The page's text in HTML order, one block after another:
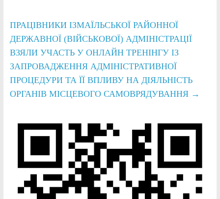
ПРАЦІВНИКИ ІЗМАЇЛЬСЬКОЇ РАЙОННОЇ
ДЕРЖАВНОЇ (ВІЙСЬКОВОЇ) АДМІНІСТРАЦІЇ
ВЗЯЛИ УЧАСТЬ У ОНЛАЙН ТРЕНІНГУ ІЗ
ЗАПРОВАДЖЕННЯ АДМІНІСТРАТИВНОЇ
ПРОЦЕДУРИ ТА ЇЇ ВПЛИВУ НА ДІЯЛЬНІСТЬ
ОРГАНІВ МІСЦЕВОГО САМОВРЯДУВАННЯ →